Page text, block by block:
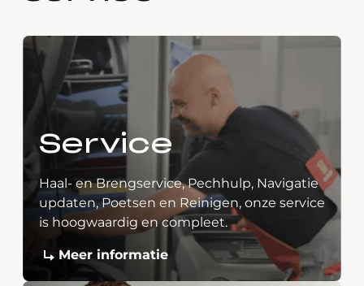
Service
Haal- en Brengservice, Pechhulp, Navigatie
updaten, Poetsen en Reinigen, onze service
is hoogwaardig en compleet.
Meer informatie